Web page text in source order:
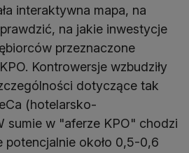
interaktywna mapa, na
na jakie inwestycje
przeznaczone
Kontrowersje wzbudziły
dotyczące tak
(hotelarsko-
sumie w "aferze KPO" chodzi
potencjalnie około 0,5-0,6